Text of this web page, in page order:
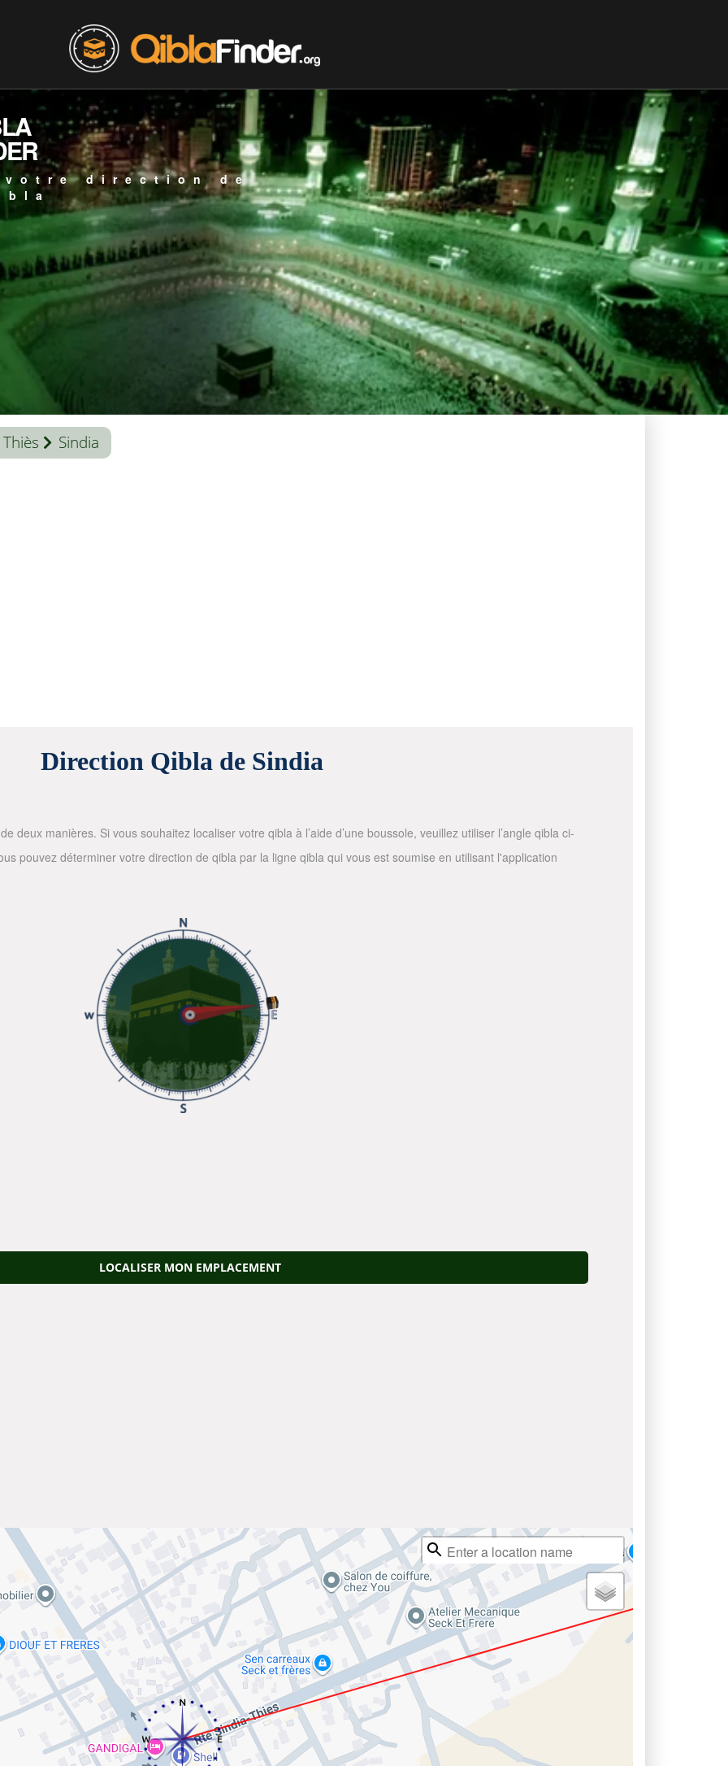
votre direction de
Thiès Sindia
Direction Qibla de Sindia
deux manières. Si vous souhaitez localiser votre qibla à l’aide d’une boussole, veuillez utiliser l’angle qibla ci-
pouvez déterminer votre direction de qibla par la ligne qibla qui vous est soumise en utilisant l'application
LOCALISER MON EMPLACEMENT